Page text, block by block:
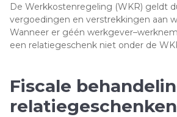
De Werkkostenregeling (WKR) geldt
vergoedingen en verstrekkingen aan
Wanneer er géén
een relatiegeschenk niet onder de
Fiscale
relatiegeschenken